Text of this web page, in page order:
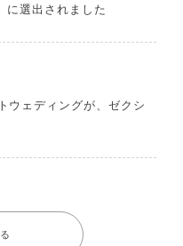
に選出されました
ウェディングが、ゼクシ